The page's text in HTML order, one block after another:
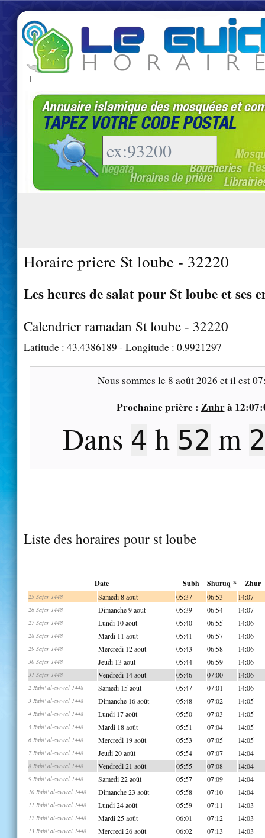
|
Horaire priere St loube - 32220
Les heures de salat pour St loube et ses
Calendrier ramadan St loube - 32220
Latitude : 43.4386189 - Longitude : 0.9921297
Nous sommes le 8 août 2026 et il est
Prochaine prière : Zuhrà
Dans 4 h 52 m
Liste des horaires pour st loube
Date Subh Shuruq * Zhur
25 Safar 1448 Samedi 8 août 05:37 06:53 14:07
26 Safar 1448 Dimanche 9 août 05:39 06:54 14:07
27 Safar 1448 Lundi 10 août 05:40 06:55 14:06
28 Safar 1448 Mardi 11 août 05:41 06:57 14:06
29 Safar 1448 Mercredi 12 août 05:43 06:58 14:06
30 Safar 1448 Jeudi 13 août 05:44 06:59 14:06
31 Safar 1448 Vendredi 14 août 05:46 07:00 14:06
2 Rabi' al-awwal 1448 Samedi 15 août 05:47 07:01 14:06
3 Rabi' al-awwal 1448 Dimanche 16 août 05:48 07:02 14:05
4 Rabi' al-awwal 1448 Lundi 17 août 05:50 07:03 14:05
5 Rabi' al-awwal 1448 Mardi 18 août 05:51 07:04 14:05
6 Rabi' al-awwal 1448 Mercredi 19 août 05:53 07:05 14:05
7 Rabi' al-awwal 1448 Jeudi 20 août 05:54 07:07 14:04
8 Rabi' al-awwal 1448 Vendredi 21 août 05:55 07:08 14:04
9 Rabi' al-awwal 1448 Samedi 22 août 05:57 07:09 14:04
10 Rabi' al-awwal 1448 Dimanche 23 août 05:58 07:10 14:04
11 Rabi' al-awwal 1448 Lundi 24 août 05:59 07:11 14:03
12 Rabi' al-awwal 1448 Mardi 25 août 06:01 07:12 14:03
13 Rabi' al-awwal 1448 Mercredi 26 août 06:02 07:13 14:03